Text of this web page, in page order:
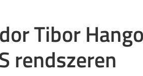
Tibor
rendszeren